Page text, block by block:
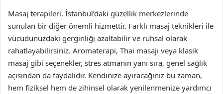
Masaj terapileri, İstanbul’daki güzellik merkezlerinde
sunulan bir diğer önemli hizmettir. Farklı masaj teknikleri ile
vücudunuzdaki gerginliği azaltabilir ve ruhsal olarak
rahatlayabilirsiniz. Aromaterapi, Thai masajı veya klasik
masaj gibi seçenekler, stres atmanın yanı sıra, genel sağlık
açısından da faydalıdır. Kendinize ayıracağınız bu zaman,
hem fiziksel hem de zihinsel olarak yenilenmenize yardımcı